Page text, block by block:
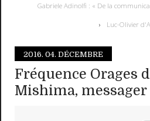
Gabriele Adinolfi : « De la
Luc-Olivier
2016. 04. DÉCEMBRE
Fréquence Orages
Mishima,